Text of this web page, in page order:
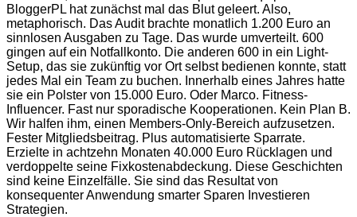
BloggerPL hat zunächst mal das Blut geleert. Also,
metaphorisch. Das Audit brachte monatlich 1.200 Euro an
sinnlosen Ausgaben zu Tage. Das wurde umverteilt. 600
gingen auf ein Notfallkonto. Die anderen 600 in ein Light-
Setup, das sie zukünftig vor Ort selbst bedienen konnte, statt
jedes Mal ein Team zu buchen. Innerhalb eines Jahres hatte
sie ein Polster von 15.000 Euro. Oder Marco. Fitness-
Influencer. Fast nur sporadische Kooperationen. Kein Plan B.
Wir halfen ihm, einen Members-Only-Bereich aufzusetzen.
Fester Mitgliedsbeitrag. Plus automatisierte Sparrate.
Erzielte in achtzehn Monaten 40.000 Euro Rücklagen und
verdoppelte seine Fixkostenabdeckung. Diese Geschichten
sind keine Einzelfälle. Sie sind das Resultat von
konsequenter Anwendung smarter Sparen Investieren
Strategien.